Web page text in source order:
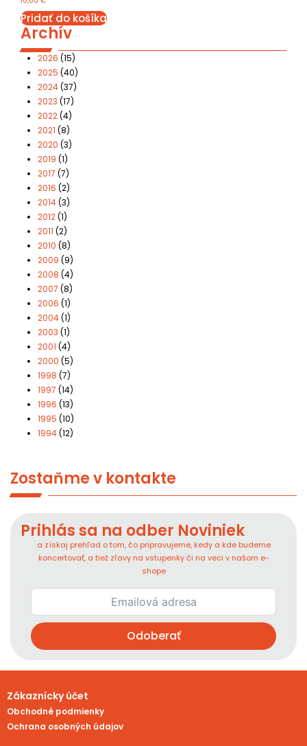
Pridať do košíka
Archív
2026 (15)
2025 (40)
2024(37)
2023 (17)
2022(4)
2021 (8)
2020 (3)
2019 (1)
2017 (7)
2016 (2)
2014(3)
2012(1)
2011 (2)
2010 (8)
2009 (9)
2008 (4)
2007 (8)
2006 (1)
2004(1)
2003 (1)
2001 (4)
2000 (5)
1998 (7)
1997 (14)
1996 (13)
1995 (10)
1994(12)
Zostaňme v kontakte
Prihlás sa na odber Noviniek
a získaj prehľad o tom, čo pripravujeme, kedy a kde budeme
koncertovať, a tiež zľavy na vstupenky či na veci v našom e-
shope
Odoberať
Zákaznícky účet
Obchodné podmienky
Ochrana osobných údajov